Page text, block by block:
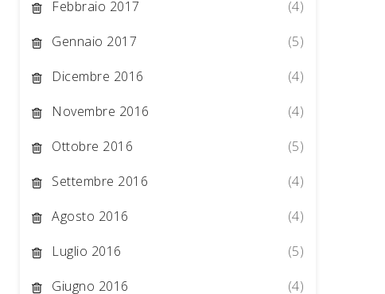
Febbraio 2017
(4)
Gennaio 2017
(5)
Dicembre 2016
(4)
Novembre 2016
(4)
Ottobre 2016
(5)
Settembre 2016
(4)
Agosto 2016
(4)
Luglio 2016
(5)
Giugno 2016
(4)